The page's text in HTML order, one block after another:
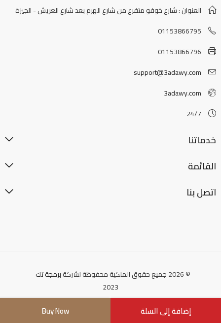
إضافة إلى السلة Buy Now
العنوان : شارع خوفو متفرع من شارع الهرم بعد شارع العريش - الجيزة
01153866795
01153866796
support@3adawy.com
3adawy.com
24/7
خدماتنا
القائمة
اتصل بنا
© 2026 جميع حقوق الملكية محفوظة لشركة برمجة تك-
2023